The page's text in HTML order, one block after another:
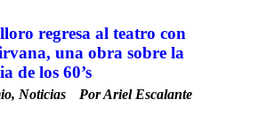
regresa al teatro con
una obra sobre la
de los 60’s
, Noticias PorAriel Escalante